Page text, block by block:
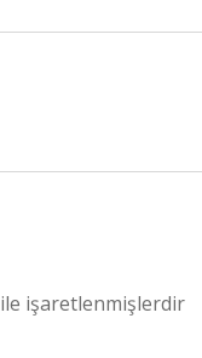
ile işaretlenmişlerdir